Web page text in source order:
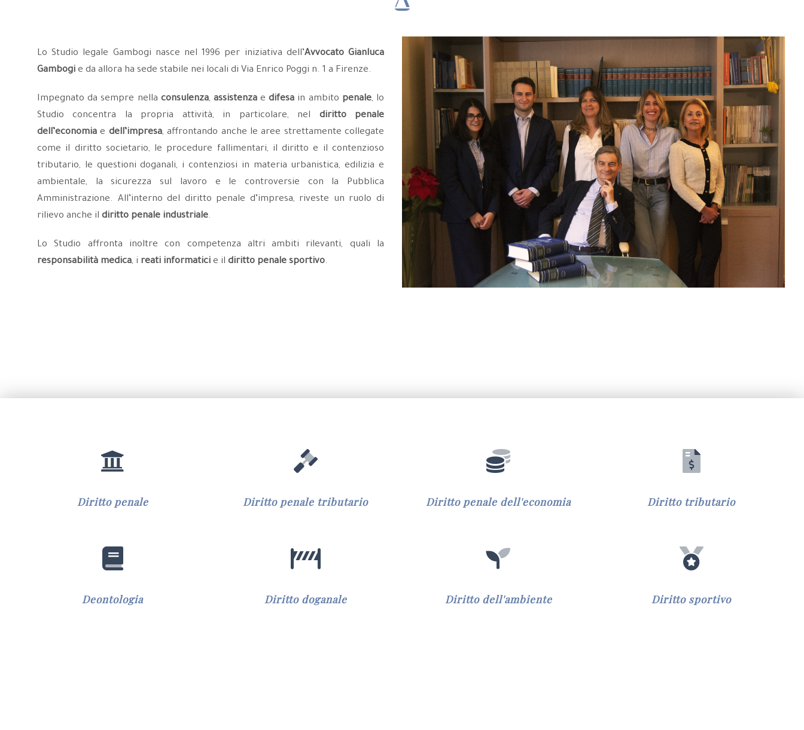
Lo Studio legale Gambogi nasce nel 1996 per iniziativa dell’Avvocato Gianluca
Gambogi e da allora ha sede stabile nei locali di Via Enrico Poggi n. 1 a Firenze.
Impegnato da sempre nella consulenza, assistenzaedifesa in ambito penale, lo
Studio concentra la propria attività, in particolare, nel diritto penale
dell’economia e dell’impresa, affrontando anche le aree strettamente collegate
come il diritto societario, le procedure fallimentari, il diritto e il contenzioso
tributario, le questioni doganali, i contenziosi in materia urbanistica, edilizia e
ambientale, la sicurezza sul lavoro e le controversie con la Pubblica
Amministrazione. All’interno del diritto penale d’impresa, riveste un ruolo di
rilievo anche il diritto penale industriale.
Lo Studio affronta inoltre con competenza altri ambiti rilevanti, quali la
responsabilità medica, i reati informatici e il diritto penale sportivo.
Diritto penale Diritto penale tributario Diritto penale dell'economia Diritto tributario
Deontologia Diritto doganale Diritto dell'ambiente Diritto sportivo